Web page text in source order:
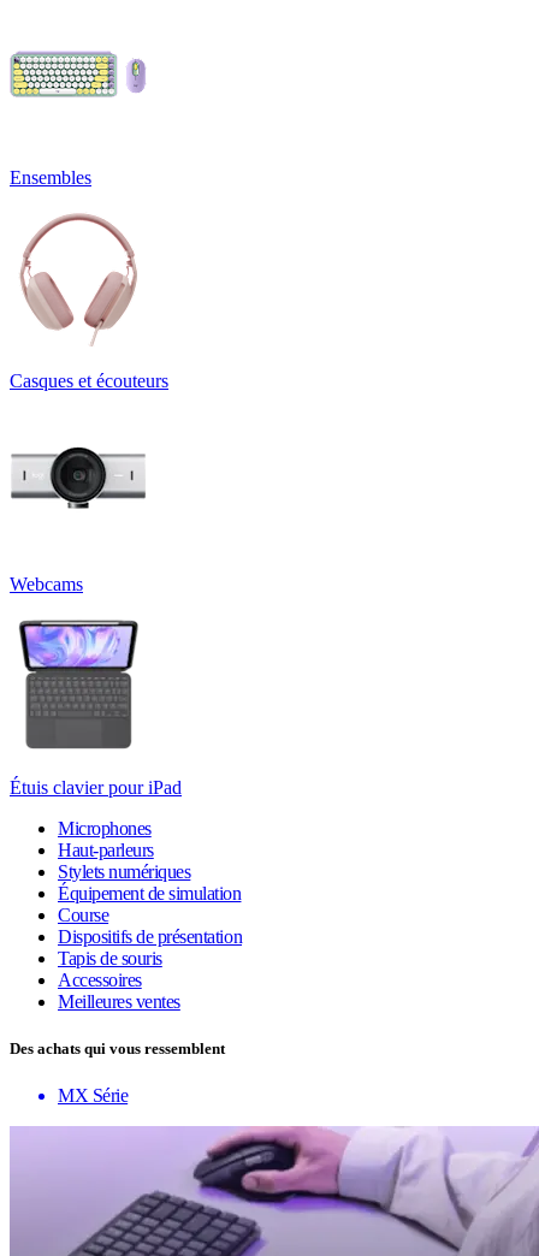
Ensembles
Casques et écouteurs
Webcams
Étuis clavier pour iPad
Microphones
Haut-parleurs
Stylets numériques
Équipement de simulation
Course
Dispositifs de présentation
Tapis de souris
Accessoires
Meilleures ventes
Des achats qui vous ressemblent
MX Série